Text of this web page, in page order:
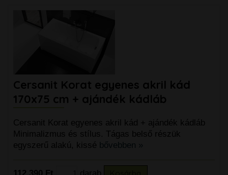
Cersanit Korat egyenes akril kád
170x75 cm + ajándék kádláb
Cersanit Korat egyenes akril kád + ajándék kádláb
Minimalizmus és stílus. Tágas belső részük
egyszerű alakú, kissé bővebben »